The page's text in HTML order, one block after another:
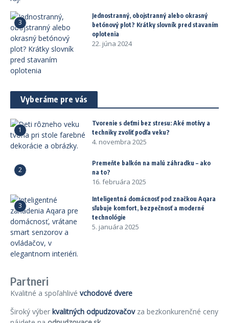
3
Jednostranný, obojstranný alebo okrasný
betónový plot? Krátky slovník pred stavaním
oplotenia
22. júna 2024
Vyberáme pre vás
1
Tvorenie s deťmi bez stresu: Aké motívy a
techniky zvoliť podľa veku?
4. novembra 2025
2
Premeňte balkón na malú záhradku – ako
na to?
16. februára 2025
3
Inteligentná domácnosť pod značkou Aqara
sľubuje komfort, bezpečnosť a moderné
technológie
5. januára 2025
Partneri
Kvalitné a spoľahlivé vchodové dvere
Široký výber kvalitných odpudzovačovza bezkonkurenčné ceny